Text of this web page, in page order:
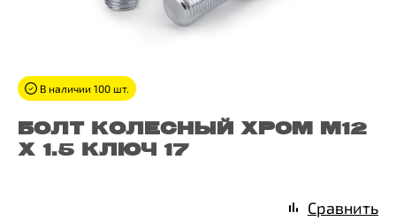
БОЛТ КОЛЕСНЫЙ ХРОМ M12
X 1.5 КЛЮЧ 17
В наличии 100 шт.
Сравнить